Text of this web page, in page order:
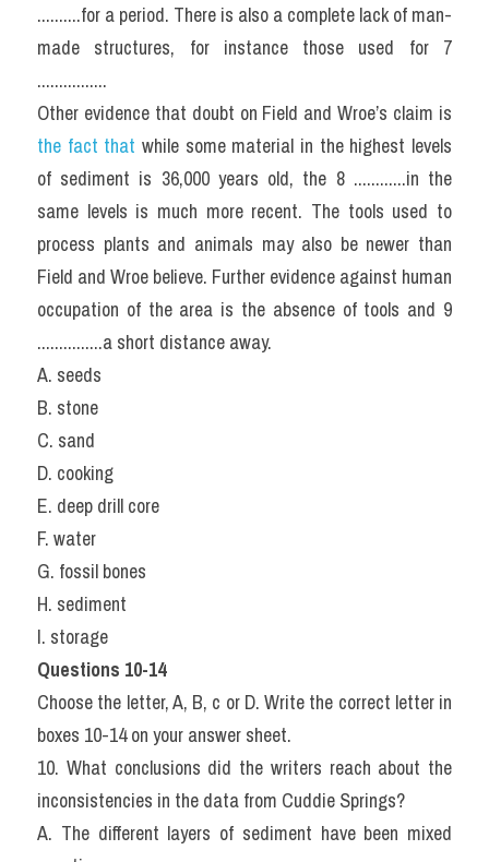
..........for a period. There is also a complete lack of man-
made structures, for instance those used for 7
................
the fact that while some material in the highest levels
of sediment is 36,000 years old, the 8 ............in the
same levels is much more recent. The tools used to
process plants and animals may also be newer than
Field and Wroe believe. Further evidence against human
occupation of the area is the absence of tools and 9
...............a short distance away.
A. seeds
B. stone
C. sand
D. cooking
E. deep drill core
F. water
G. fossil bones
H. sediment
I. storage
Questions 10-14
Choose the letter, A, B, c or D. Write the correct letter in
boxes 10-14 on your answer sheet.
10. What conclusions did the writers reach about the
inconsistencies in the data from Cuddie Springs?
A. The different layers of sediment have been mixed